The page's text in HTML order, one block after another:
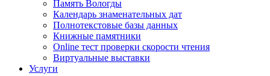
Память Вологды
Календарь знаменательных дат
Полнотекстовые базы данных
Книжные памятники
Online тест проверки скорости чтения
Виртуальные выставки
Услуги